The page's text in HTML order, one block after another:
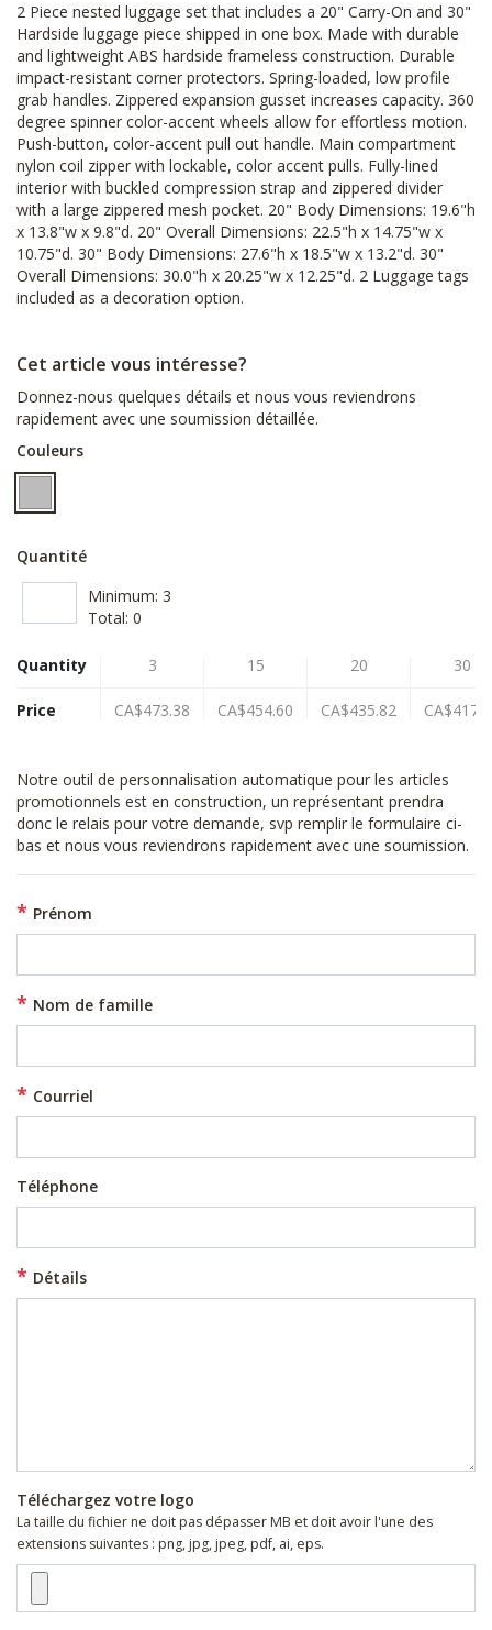
2 Piece nested luggage set that includes a 20" Carry-On and 30"
Hardside luggage piece shipped in one box. Made with durable
and lightweight ABS hardside frameless construction. Durable
impact-resistant corner protectors. Spring-loaded, low profile
grab handles. Zippered expansion gusset increases capacity. 360
degree spinner color-accent wheels allow for effortless motion.
Push-button, color-accent pull out handle. Main compartment
nylon coil zipper with lockable, color accent pulls. Fully-lined
interior with buckled compression strap and zippered divider
with a large zippered mesh pocket. 20" Body Dimensions: 19.6"h
x 13.8"w x 9.8"d. 20" Overall Dimensions: 22.5"h x 14.75"w x
10.75"d. 30" Body Dimensions: 27.6"h x 18.5"w x 13.2"d. 30"
Overall Dimensions: 30.0"h x 20.25"w x 12.25"d. 2 Luggage tags
included as a decoration option.
Cet article vous intéresse?
Donnez-nous quelques détails et nous vous reviendrons
rapidement avec une soumission détaillée.
Couleurs
Quantité
Minimum: 3
Total: 0
Quantity 3 15 20 30
Price CA$473.38 CA$454.60 CA$435.82
Notre outil de personnalisation automatique pour les articles
promotionnels est en construction, un représentant prendra
donc le relais pour votre demande, svp remplir le formulaire ci-
bas et nous vous reviendrons rapidement avec une soumission.
Prénom
Nom de famille
Courriel
Téléphone
Détails
Téléchargez votre logo
La taille du fichier ne doit pas dépasser MB et doit avoir l'une des
extensions suivantes : png, jpg, jpeg, pdf, ai, eps.